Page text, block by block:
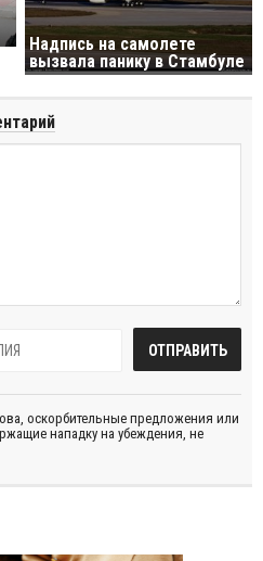
Надпись на самолете
вызвала панику в Стамбуле
оскорбительные предложения или
нападку на убеждения, не